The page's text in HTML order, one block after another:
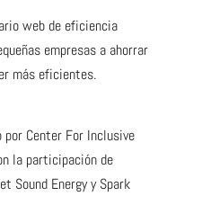
web de eficiencia
empresas a ahorrar
más eficientes.
Center For Inclusive
la participación de
Sound Energy y Spark